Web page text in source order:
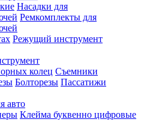
Насадки для
Ремкомплекты для
Режущий инструмент
колец Съемники
Болторезы Пассатижи
авто
Клейма буквенно цифровые